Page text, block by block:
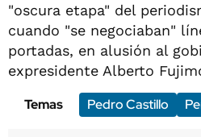
"oscura etapa" del
cuando "se negociaban"
portadas, en alusión al
expresidente Alberto
Temas
Pedro Castillo